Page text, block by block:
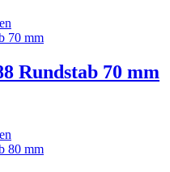
Rundstab 70 mm